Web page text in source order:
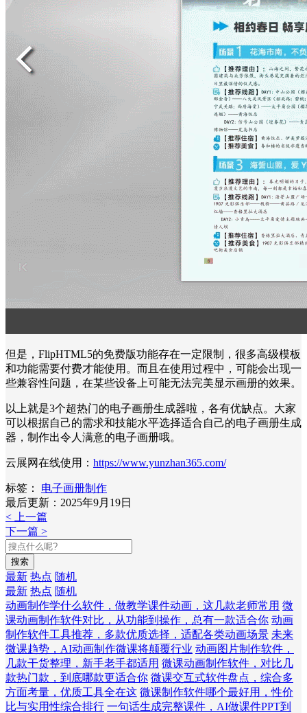
但是，FlipHTML5的免费版功能存在一定限制，很多高级模板
和功能需要付费才能使用。而且在使用过程中，可能会出现一
些兼容性问题，在某些设备上可能无法完美显示画册的效果。
以上就是3个超热门的电子画册生成器啦，各有优缺点。大家
可以根据自己的需求和技能水平选择适合自己的电子画册生成
器，制作出令人满意的电子画册哦。
云展网在线使用： https://www.yunzhan365.com/
标签：
电子画册制作
最后更新：2025年9月19日
< 上一篇
下一篇 >
搜索
最新 热点 随机
最新 热点 随机
动画制作学什么软件，做教学课件动画，这几款老师常用 微
课动画制作软件对比，从功能到操作，总有一款适合你 动画
制作软件工具推荐，多款优质选择，适配各类动画场景 未来
微课趋势，AI动画制作微课将颠覆行业 动画图片制作软件，
几款干货整理，新手老手都适用 微课动画制作软件，对比几
款热门款，到底哪款更适合你 微课交互式软件盘点，综合多
方面考量，优质工具全在这 微课制作软件哪个最好用，性价
比与实用性综合排行 一句话生成完整课件，AI做课件PPT到